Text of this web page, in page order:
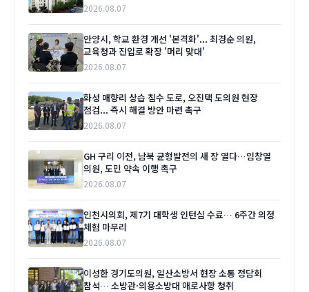
2026.08.07
안양시, 학교 환경 개선 '본격화'... 최경순 의원,
교육청과 진입로 확장 '머리 맞대'
2026.08.07
화성 매향리 상습 침수 도로, 오진택 도의원 현장
점검... 즉시 해결 방안 마련 촉구
2026.08.07
GH 구리 이전, 남북 균형발전의 새 장 열다…임창열
의원, 도민 약속 이행 촉구
2026.08.07
인천시의회, 제7기 대학생 인턴십 수료… 6주간 의정
체험 마무리
2026.08.07
이성한 경기도의원, 일산소방서 현장 소통 정담회
참석… 소방관·의용소방대 애로사항 청취